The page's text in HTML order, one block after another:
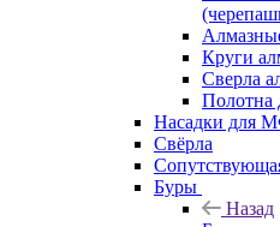
Круги
Сверла
Насадки для
Свёрла
Буры
Назад